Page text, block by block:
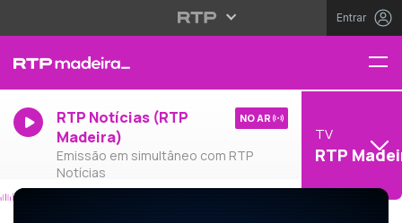
Entrar
RTP Notícias (RTP
Madeira)
Emissão em simultâneo com RTP
Notícias
NO AR
TV
RTP